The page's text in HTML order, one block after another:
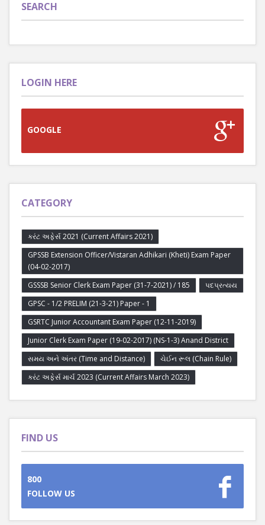
SEARCH
LOGIN HERE
GOOGLE
CATEGORY
કરંટ અફેર્સ 2021 (Current Affairs 2021)
GPSSB Extension Officer/Vistaran Adhikari (Kheti) Exam Paper
(04-02-2017)
GSSSB Senior Clerk Exam Paper (31-7-2021) / 185
પદપ્રત્યય
GPSC - 1/2 PRELIM (21-3-21) Paper - 1
GSRTC Junior Accountant Exam Paper (12-11-2019)
Junior Clerk Exam Paper (19-02-2017) (NS-1-3) Anand District
સમય અને અંતર (Time and Distance)
ચેઈન રૂલ (Chain Rule)
કરંટ અફેર્સ માર્ચ 2023 (Current Affairs March 2023)
FIND US
800
FOLLOW US